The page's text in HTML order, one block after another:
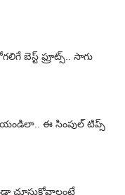
బెస్ట్ ఫ్రూట్స్.. సాగు
ఈ సింపుల్ టిప్స్
చూసుకోవాలంటే